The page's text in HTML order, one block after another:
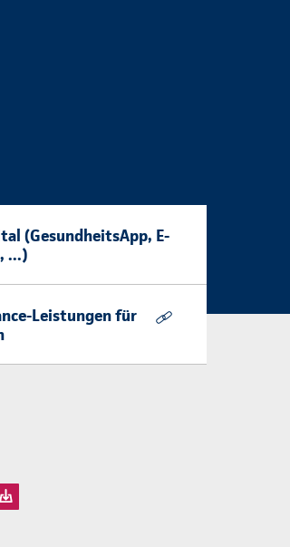
(GesundheitsApp, E-
...)
Leistungen für